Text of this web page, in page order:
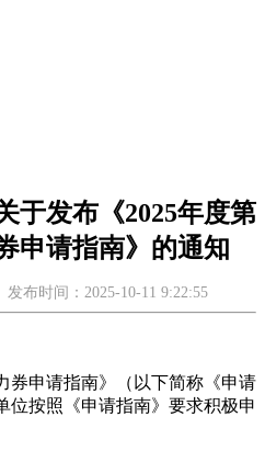
于发布《2025年度第
申请指南》的通知
发布时间：2025-10-11 9:22:55
券申请指南》（以下简称《申请
位按照《申请指南》要求积极申